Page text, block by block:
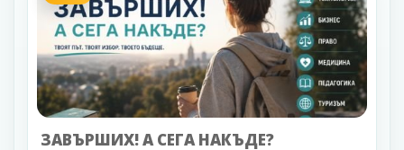
ЗАВЪРШИХ! А СЕГА НАКЪДЕ?